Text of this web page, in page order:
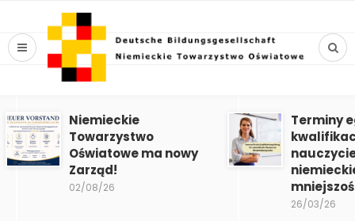
Niemieckie
Towarzystwo
Oświatowe ma nowy
Zarząd!
02/08/26
Terminy
26/03/26